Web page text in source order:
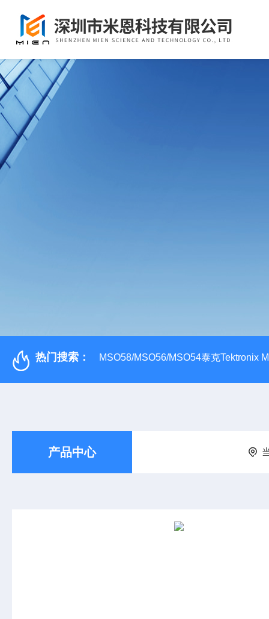
热门搜索： MSO58/MSO56/MSO54泰克Tektronix
产品中心